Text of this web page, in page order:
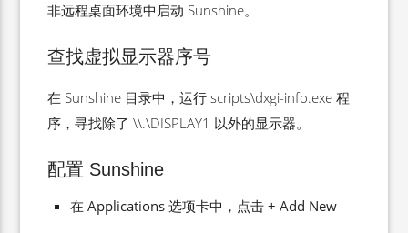
非远程桌面环境中启动 Sunshine。
查找虚拟显示器序号
在 Sunshine 目录中，运行 scripts\dxgi-info.exe 程
序，寻找除了 \\.\DISPLAY1 以外的显示器。
配置 Sunshine
在 Applications 选项卡中，点击 + Add New